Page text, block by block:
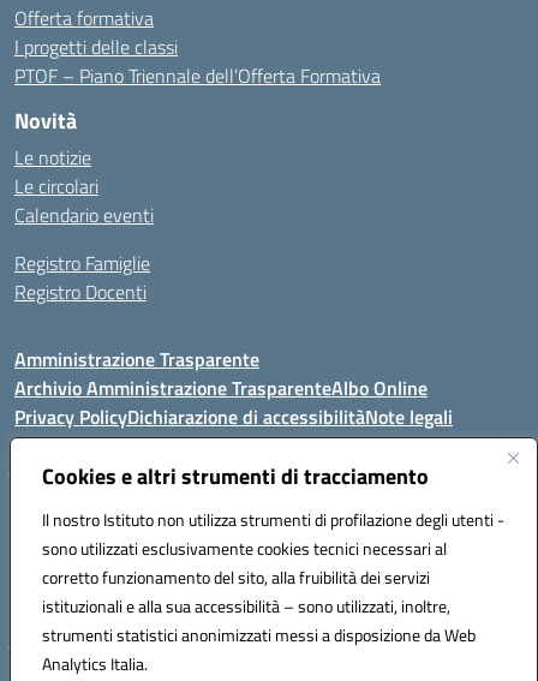
Cookies e altri strumenti di tracciamento
Il nostro Istituto non utilizza strumenti di profilazione degli utenti -
sono utilizzati esclusivamente cookies tecnici necessari al
corretto funzionamento del sito, alla fruibilità dei servizi
istituzionali e alla sua accessibilità – sono utilizzati, inoltre,
strumenti statistici anonimizzati messi a disposizione da Web
Analytics Italia.
Offerta formativa
I progetti delle classi
PTOF – Piano Triennale dell’Offerta Formativa
Novità
Le notizie
Le circolari
Calendario eventi
Registro Famiglie
Registro Docenti
Amministrazione Trasparente
Archivio Amministrazione TrasparenteAlbo Online
Privacy PolicyDichiarazione di accessibilitàNote legali
Istituto Comprensivo Statale
Via Cupa Campanariello, 5 - 80059, Torre del Greco (NA)
Tel. +39 0818834377 - Fax +39 0818834377 - Cod.Fisc. 95170530638
Email: naic8df00a@istruzione.it - PEC: naic8df00a@pec.istruzione.it